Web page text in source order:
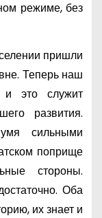
режиме, без
пришли
Теперь наш
и это служит
развития.
сильными
поприще
стороны.
Оба
их знает и